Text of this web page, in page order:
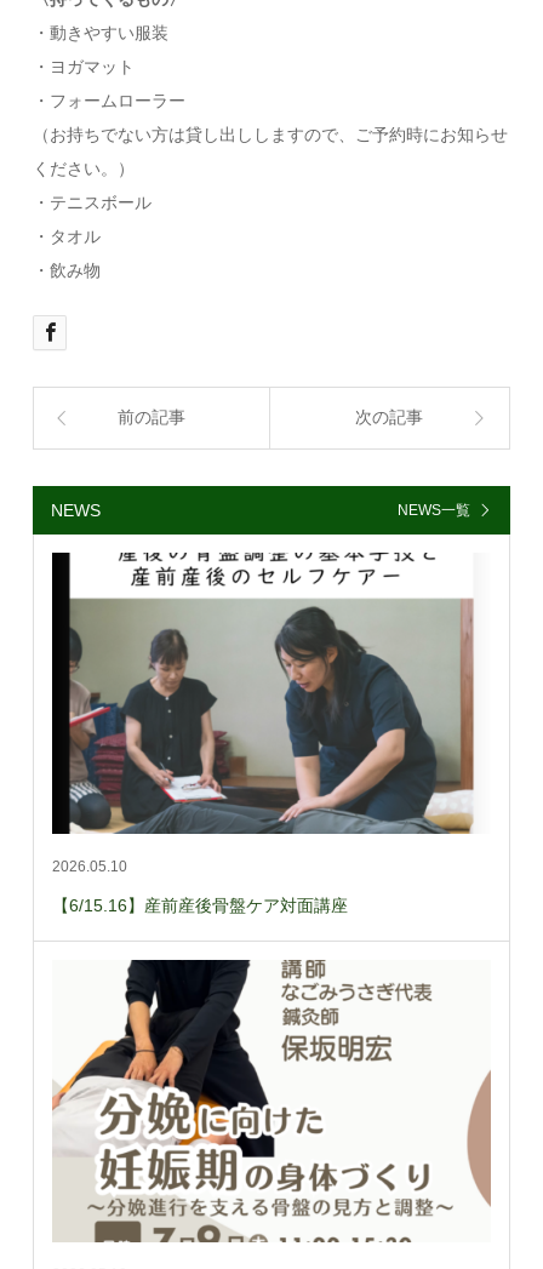
・動きやすい服装
・ヨガマット
・フォームローラー
（お持ちでない方は貸し出ししますので、ご予約時にお知らせ
ください。）
・テニスボール
・タオル
・飲み物
前の記事 次の記事
NEWS NEWS一覧
2026.05.10
【6/15.16】産前産後骨盤ケア対面講座